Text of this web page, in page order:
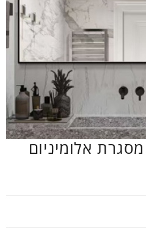
אלומיניום